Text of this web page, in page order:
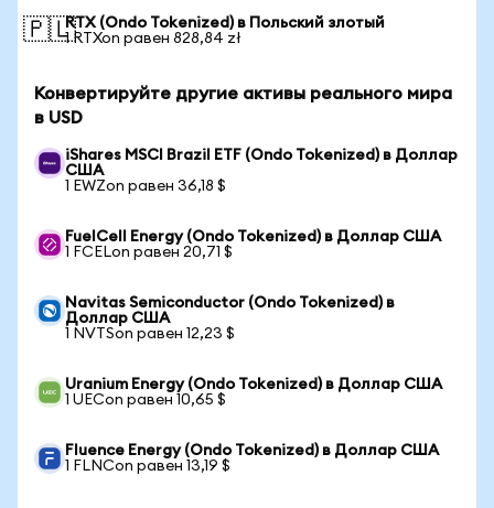
🇵🇱RTX (Ondo Tokenized) в Польский злотый
1 RTXon равен 828,84 zł
Конвертируйте другие активы реального мира
в USD
iShares MSCI Brazil ETF (Ondo Tokenized) в Доллар
США
1 EWZon равен 36,18 $
FuelCell Energy (Ondo Tokenized) в Доллар США
1 FCELon равен 20,71 $
Navitas Semiconductor (Ondo Tokenized) в
Доллар США
1 NVTSon равен 12,23 $
Uranium Energy (Ondo Tokenized) в Доллар США
1 UECon равен 10,65 $
Fluence Energy (Ondo Tokenized) в Доллар США
1 FLNCon равен 13,19 $